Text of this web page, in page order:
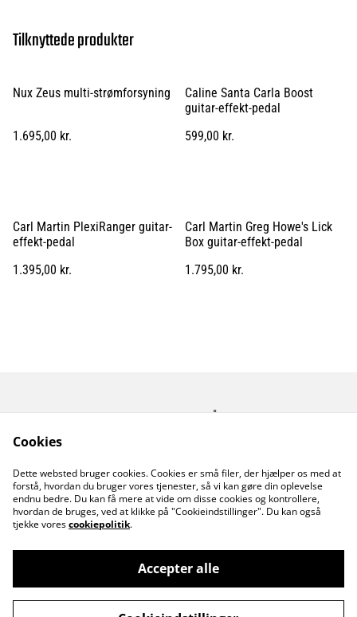
Tilknyttede produkter
Nux Zeus multi-strømforsyning
1.695,00 kr.
Caline Santa Carla Boost
guitar-effekt-pedal
599,00 kr.
Carl Martin PlexiRanger guitar-
effekt-pedal
1.395,00 kr.
Carl Martin Greg Howe's Lick
Box guitar-effekt-pedal
1.795,00 kr.
Kontakt os
Åbningstider
Cookiepolitik
©2026MusicDude
Cookies
Dette websted bruger cookies. Cookies er små filer, der hjælper os med at
forstå, hvordan du bruger vores tjenester, så vi kan gøre din oplevelse
endnu bedre. Du kan få mere at vide om disse cookies og kontrollere,
hvordan de bruges, ved at klikke på "Cookieindstillinger". Du kan også
tjekke vorescookiepolitik.
Accepter alle